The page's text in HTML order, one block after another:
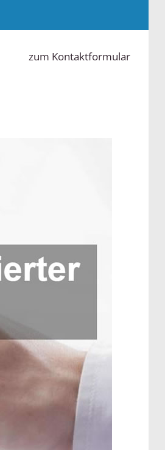
zum Kontaktformular